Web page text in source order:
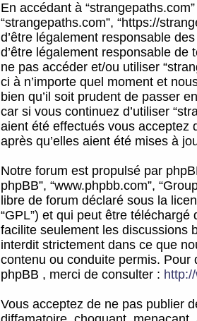
En accédant à
“strangepaths.com”, “https://
d’être légalement responsable
d’être légalement responsable
ne pas accéder et/ou utiliser
ci à n’importe quel moment et
bien qu’il soit prudent de passer
car si vous continuez d’utiliser
aient été effectués vous acceptez
après qu’elles aient été mises à
Notre forum est propulsé par
phpBB”, “www.phpbb.com”,
libre de forum déclaré sous la
“GPL”) et qui peut être téléchargé
facilite seulement les discussions
interdit strictement dans ce que
contenu ou conduite permis.
phpBB , merci de consulter :
Vous acceptez de ne pas publier